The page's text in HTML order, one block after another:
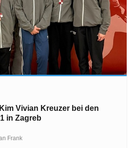
Vivian Kreuzer bei den
in Zagreb
Frank